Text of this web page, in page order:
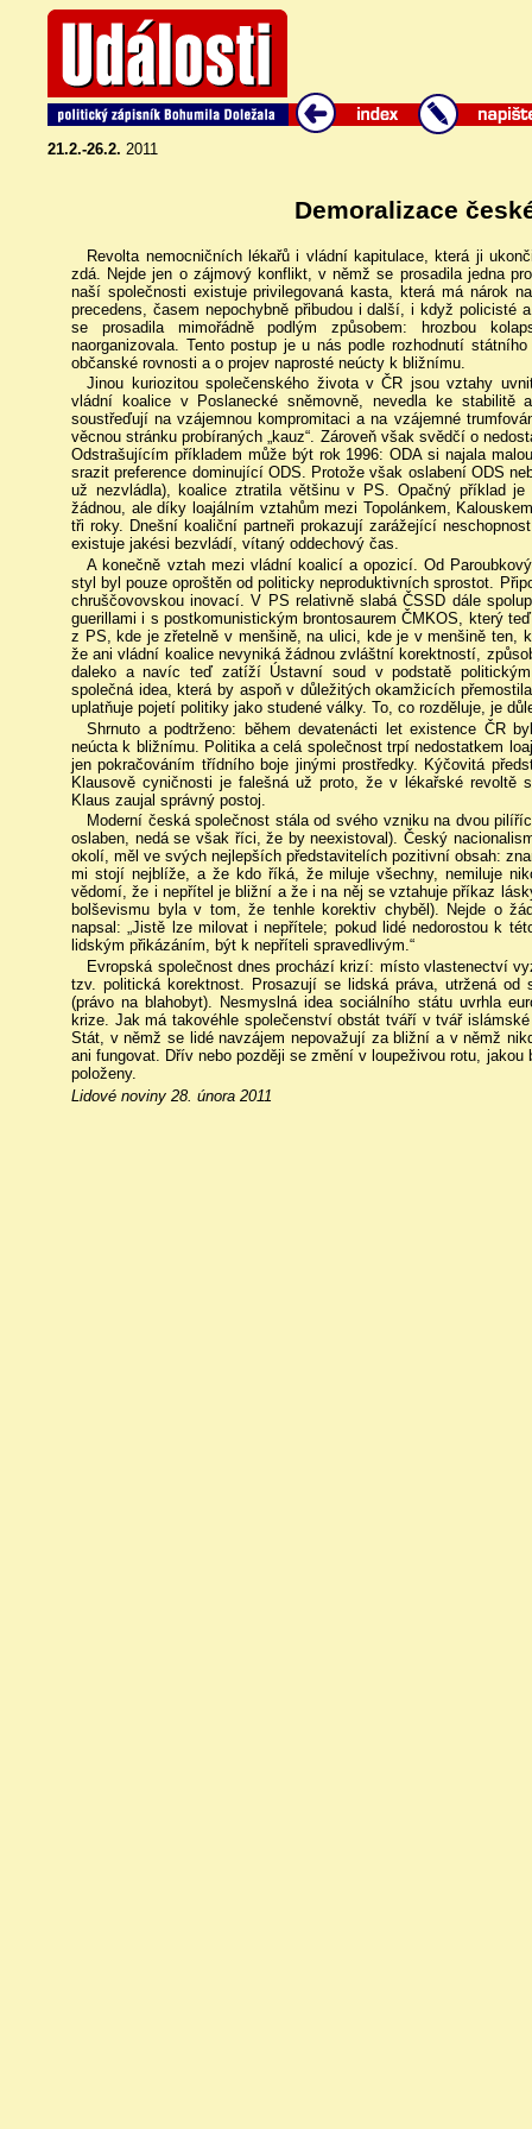
21.2.-26.2. 2011
Demoralizace
Revolta nemocničních lékařů i vládní kapitulace, která ji
zdá. Nejde jen o zájmový konflikt, v němž se prosadila jedna
naší společnosti existuje privilegovaná kasta, která má nárok
precedens, časem nepochybně přibudou i další, i když policisté
se prosadila mimořádně podlým způsobem: hrozbou
naorganizovala. Tento postup je u nás podle rozhodnutí
občanské rovnosti a o projev naprosté neúcty k bližnímu.
Jinou kuriozitou společenského života v ČR jsou vztahy
vládní koalice v Poslanecké sněmovně, nevedla ke stabilitě
soustřeďují na vzájemnou kompromitaci a na vzájemné
věcnou stránku probíraných „kauz“. Zároveň však svědčí o
Odstrašujícím příkladem může být rok 1996: ODA si najala
srazit preference dominující ODS. Protože však oslabení ODS
už nezvládla), koalice ztratila většinu v PS. Opačný příklad
žádnou, ale díky loajálním vztahům mezi Topolánkem,
tři roky. Dnešní koaliční partneři prokazují zarážející
existuje jakési bezvládí, vítaný oddechový čas.
A konečně vztah mezi vládní koalicí a opozicí. Od
styl byl pouze oproštěn od politicky neproduktivních sprostot.
chruščovovskou inovací. V PS relativně slabá ČSSD dále
guerillami i s postkomunistickým brontosaurem ČMKOS, který
z PS, kde je zřetelně v menšině, na ulici, kde je v menšině ten,
že ani vládní koalice nevyniká žádnou zvláštní korektností,
daleko a navíc teď zatíží Ústavní soud v podstatě
společná idea, která by aspoň v důležitých okamžicích
uplatňuje pojetí politiky jako studené války. To, co rozděluje, je
Shrnuto a podtrženo: během devatenácti let existence ČR
neúcta k bližnímu. Politika a celá společnost trpí nedostatkem
jen pokračováním třídního boje jinými prostředky. Kýčovitá
Klausově cyničnosti je falešná už proto, že v lékařské revoltě
Klaus zaujal správný postoj.
Moderní česká společnost stála od svého vzniku na dvou
oslaben, nedá se však říci, že by neexistoval). Český
okolí, měl ve svých nejlepších představitelích pozitivní obsah:
mi stojí nejblíže, a že kdo říká, že miluje všechny, nemiluje
vědomí, že i nepřítel je bližní a že i na něj se vztahuje příkaz
bolševismu byla v tom, že tenhle korektiv chyběl). Nejde o
napsal: „Jistě lze milovat i nepřítele; pokud lidé nedorostou k
lidským přikázáním, být k nepříteli spravedlivým.“
Evropská společnost dnes prochází krizí: místo vlastenectví
tzv. politická korektnost. Prosazují se lidská práva, utržená od
(právo na blahobyt). Nesmyslná idea sociálního státu uvrhla
krize. Jak má takovéhle společenství obstát tváří v tvář
Stát, v němž se lidé navzájem nepovažují za bližní a v němž
ani fungovat. Dřív nebo později se změní v loupeživou rotu,
položeny.
Lidové noviny 28. února 2011